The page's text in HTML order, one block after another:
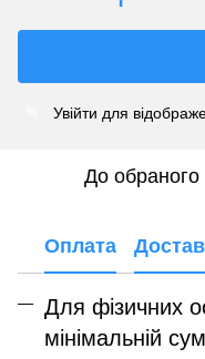
Увійти для
До обраного
Оплата
Для фізичних
мінімальній